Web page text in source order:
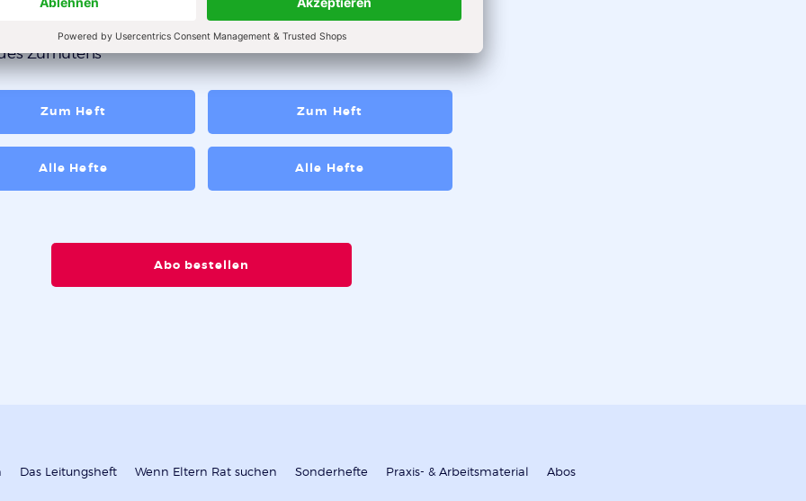
Über die pädagogische
Zumutens
Zum Heft
Alle Hefte
Zum Heft
Alle Hefte
Abo bestellen
Das Leitungsheft Wenn Eltern Rat suchen Sonderhefte Praxis- & Arbeitsmaterial Abos